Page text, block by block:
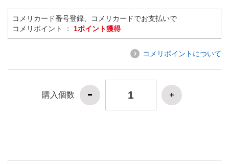
コメリカード番号登録、コメリカードでお支払いで
コメリポイント ： 1ポイント獲得
コメリポイントについて
購入個数